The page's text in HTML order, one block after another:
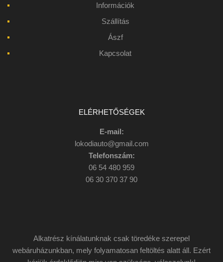
Információk
Szállítás
Ászf
Kapcsolat
ELÉRHETŐSÉGEK
E-mail:
lokodiauto@gmail.com
Telefonszám:
06 54 480 959
06 30 370 37 90
Alkatrész kínálatunknak csak töredéke szerepel
webáruházunkban, mely folyamatosan feltöltés alatt áll. Ezért